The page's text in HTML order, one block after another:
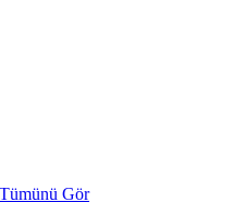
Tümünü Gör